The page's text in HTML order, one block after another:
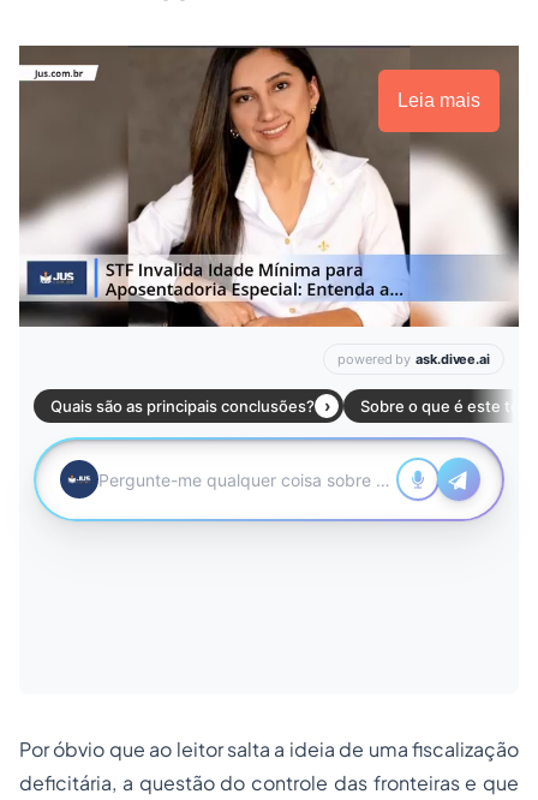
Leia mais
Por óbvio que ao leitor salta a ideia de uma fiscalização
deficitária, a questão do controle das fronteiras e que